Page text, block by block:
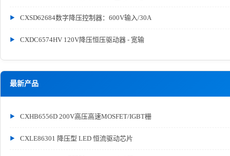
CXSD62684数字降压控制器：600V输入/30A
CXDC6574HV 120V降压恒压驱动器 - 宽输
最新产品
CXHB6556D 200V高压高速MOSFET/IGBT栅
CXLE86301 降压型 LED 恒流驱动芯片